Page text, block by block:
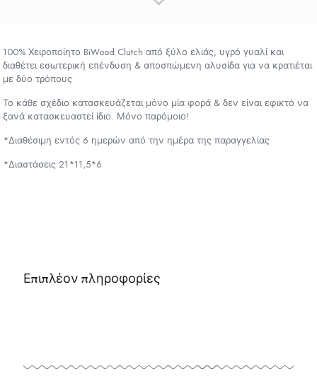
100% Χειροποίητο BiWood Clutch από ξύλο ελιάς, υγρό γυαλί και
διαθέτει εσωτερική επένδυση & αποσπώμενη αλυσίδα για να κρατιέται
με δύο τρόπους
Το κάθε σχέδιο κατασκευάζεται μόνο μία φορά & δεν είναι εφικτό να
ξανά κατασκευαστεί ίδιο. Μόνο παρόμοιο!
*Διαθέσιμη εντός 6 ημερών από την ημέρα της παραγγελίας
*Διαστάσεις 21*11,5*6
Επιπλέον πληροφορίες